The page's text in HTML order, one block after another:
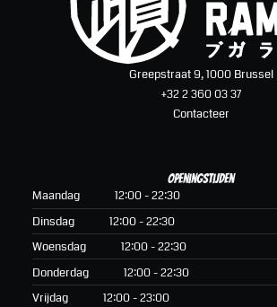
Greepstraat 9, 1000 Brussel
+32 2 360 03 37
Contacteer
Openingstijden
Maandag
12:00 - 22:30
Dinsdag
12:00 - 22:30
Woensdag
12:00 - 22:30
Donderdag
12:00 - 22:30
Vrijdag
12:00 - 23:00